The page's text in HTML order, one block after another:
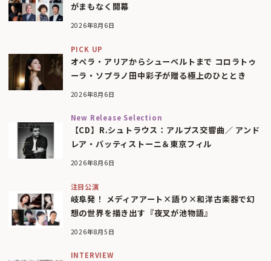
がまもなく開幕
2026年8月6日
PICK UP
オペラ・アリアからシューベルトまで コロラトゥ
ーラ・ソプラノ田中彩子が贈る極上のひととき
2026年8月6日
New Release Selection
【CD】R.シュトラウス：アルプス交響曲／ アンド
レア・バッティストーニ＆東京フィル
2026年8月6日
注目公演
岐阜発！ メディアアート×語り×和洋古楽器で幻
想の世界を描き出す『夜叉が池物語』
2026年8月5日
INTERVIEW